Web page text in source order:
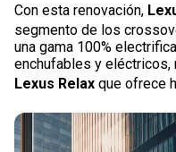
Con esta renovación,
segmento de los
una gama 100%
enchufables y eléctricos,
Lexus Relax que ofrece